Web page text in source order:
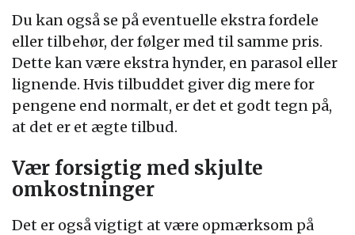
Du kan også se på eventuelle ekstra fordele
eller tilbehør, der følger med til samme pris.
Dette kan være ekstra hynder, en parasol eller
lignende. Hvis tilbuddet giver dig mere for
pengene end normalt, er det et godt tegn på,
at det er et ægte tilbud.
Vær forsigtig med skjulte
omkostninger
Det er også vigtigt at være opmærksom på